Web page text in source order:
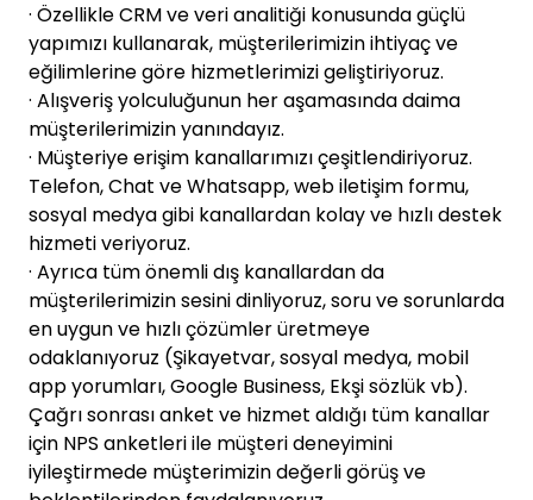
· Özellikle CRM ve veri analitiği konusunda güçlü
yapımızı kullanarak, müşterilerimizin ihtiyaç ve
eğilimlerine göre hizmetlerimizi geliştiriyoruz.
· Alışveriş yolculuğunun her aşamasında daima
müşterilerimizin yanındayız.
· Müşteriye erişim kanallarımızı çeşitlendiriyoruz.
Telefon, Chat ve Whatsapp, web iletişim formu,
sosyal medya gibi kanallardan kolay ve hızlı destek
hizmeti veriyoruz.
· Ayrıca tüm önemli dış kanallardan da
müşterilerimizin sesini dinliyoruz, soru ve sorunlarda
en uygun ve hızlı çözümler üretmeye
odaklanıyoruz (Şikayetvar, sosyal medya, mobil
app yorumları, Google Business, Ekşi sözlük vb).
Çağrı sonrası anket ve hizmet aldığı tüm kanallar
için NPS anketleri ile müşteri deneyimini
iyileştirmede müşterimizin değerli görüş ve